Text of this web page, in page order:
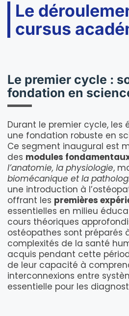
Le
cursus
Le premier cycle :
fondation en
Durant le premier cycle, les
une fondation robuste en
Ce segment inaugural est
des modules
l’anatomie, la physiologie,
biomécanique et la
une introduction à
offrant les premières
essentielles en milieu
cours théoriques
ostéopathes sont préparés
complexités de la santé
acquis pendant cette
de leur capacité à
interconnexions entre
essentielle pour les